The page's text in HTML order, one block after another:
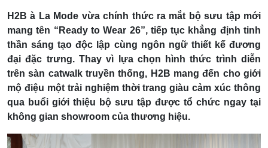
H2B à La Mode vừa chính thức ra mắt bộ sưu tập mới
mang tên “Ready to Wear 26”, tiếp tục khẳng định tinh
thần sáng tạo độc lập cùng ngôn ngữ thiết kế đương
đại đặc trưng. Thay vì lựa chọn hình thức trình diễn
trên sàn catwalk truyền thống, H2B mang đến cho giới
mộ điệu một trải nghiệm thời trang giàu cảm xúc thông
qua buổi giới thiệu bộ sưu tập được tổ chức ngay tại
không gian showroom của thương hiệu.